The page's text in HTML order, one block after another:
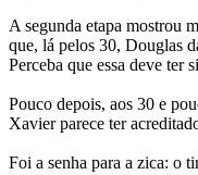
A segunda etapa mostrou
que, lá pelos 30, Douglas
Perceba que essa deve ter
Pouco depois, aos 30 e
Xavier parece ter
Foi a senha para a zica: o